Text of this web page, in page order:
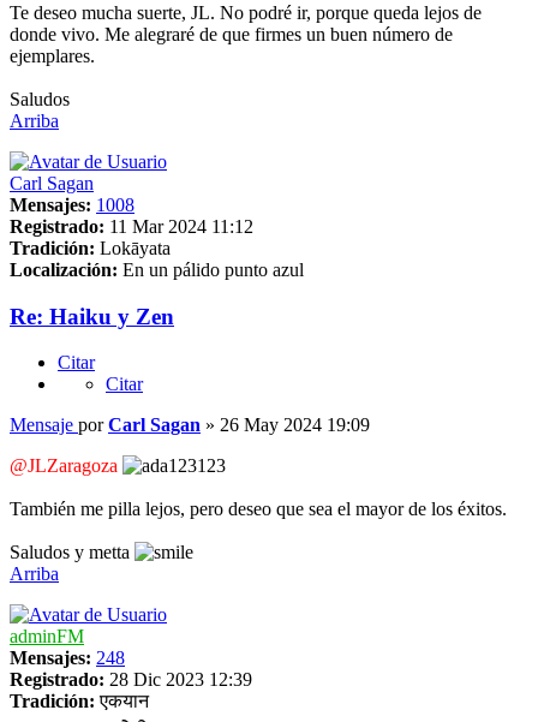
Te deseo mucha suerte, JL. No podré ir, porque queda lejos de
donde vivo. Me alegraré de que firmes un buen número de
ejemplares.
Saludos
Arriba
Carl Sagan
Mensajes: 1008
Registrado: 11 Mar 2024 11:12
Tradición: Lokāyata
Localización: En un pálido punto azul
Re: Haiku y Zen
Citar
Citar
Mensaje porCarl Sagan » 26 May 2024 19:09
@JLZaragoza
También me pilla lejos, pero deseo que sea el mayor de los éxitos.
Saludos y metta
Arriba
adminFM
Mensajes: 248
Registrado: 28 Dic 2023 12:39
Tradición: एकयान